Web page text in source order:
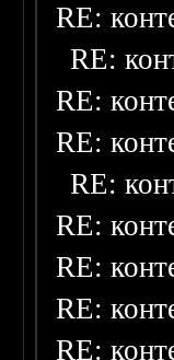
RE:
RE:
RE:
RE:
RE:
RE:
RE:
RE:
RE: